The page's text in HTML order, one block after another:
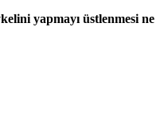
yapmayı üstlenmesi ne